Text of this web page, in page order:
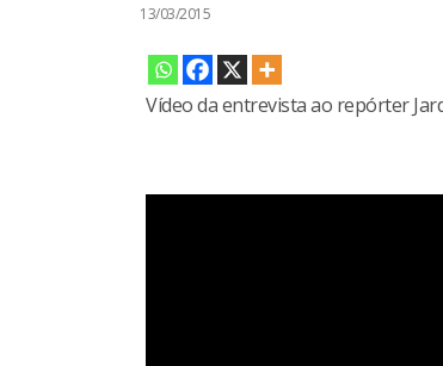
13/03/2015
Vídeo da entrevista ao repórter